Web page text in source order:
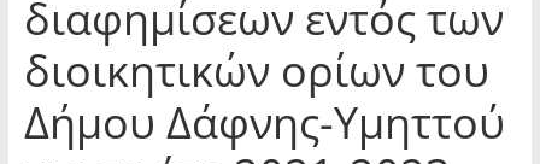
διαφημίσεων εντός των
διοικητικών ορίων του
Δήμου Δάφνης-Υμηττού